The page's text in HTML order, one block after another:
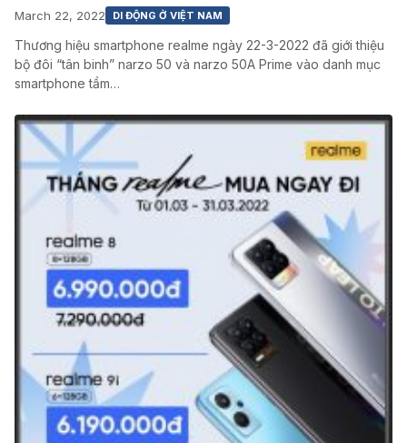
March 22, 2022 DI ĐỘNG Ở VIỆT NAM
Thương hiệu smartphone realme ngày 22-3-2022 đã giới thiệu
bộ đôi “tân binh” narzo 50 và narzo 50A Prime vào danh mục
smartphone tầm…